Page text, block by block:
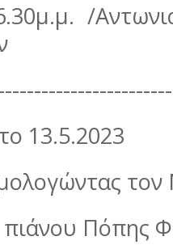
/
13.5.2023
Πόπης